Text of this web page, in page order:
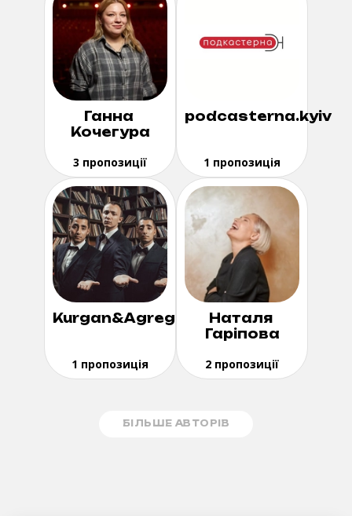
Ганна
Кочегура
3 пропозиції
podcasterna.kyiv
1 пропозиція
Kurgan&Agregat
1 пропозиція
Наталя
Гаріпова
2 пропозиції
БІЛЬШЕ АВТОРІВ